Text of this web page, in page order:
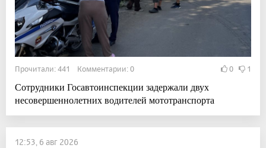
Прочитали: 441 Комментарии: 0 0 1
Сотрудники Госавтоинспекции задержали двух
несовершеннолетних водителей мототранспорта
12:53, 6 авг 2026